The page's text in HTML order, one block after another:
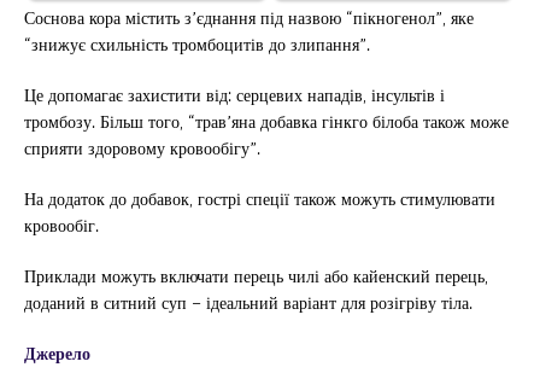
Соснова кора містить з’єднання під назвою “пікногенол”, яке
“знижує схильність тромбоцитів до злипання”.
Це допомагає захистити від: серцевих нападів, інсультів і
тромбозу. Більш того, “трав’яна добавка гінкго білоба також може
сприяти здоровому кровообігу”.
На додаток до добавок, гострі спеції також можуть стимулювати
кровообіг.
Приклади можуть включати перець чилі або кайенский перець,
доданий в ситний суп – ідеальний варіант для розігріву тіла.
Джерело